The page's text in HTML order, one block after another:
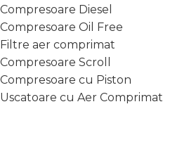
Compresoare Diesel
Compresoare Oil Free
Filtre aer comprimat
Compresoare Scroll
Compresoare cu Piston
Uscatoare cu Aer Comprimat